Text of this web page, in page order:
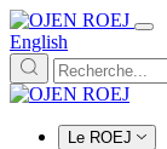
English
Le ROEJ